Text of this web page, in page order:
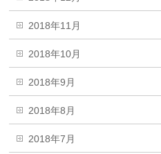
2018年11月
2018年10月
2018年9月
2018年8月
2018年7月